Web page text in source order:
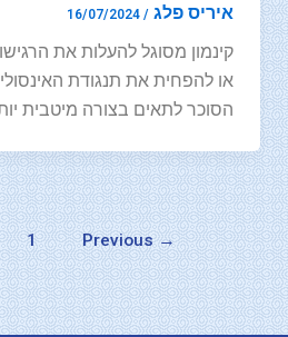
איריס פלג /
16/07/2024
קינמון מסוגל להעלות את
או להפחית את תנגודת
הסוכר לתאים בצורה מיטבית
→
Previous
1